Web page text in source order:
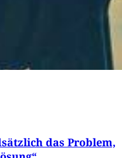
das Problem,